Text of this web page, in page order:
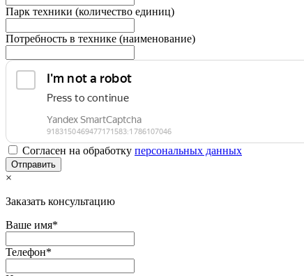
Парк техники (количество единиц)
Потребность в технике (наименование)
Согласен на обработку персональныx данных
×
Заказать консультацию
Ваше имя*
Телефон*